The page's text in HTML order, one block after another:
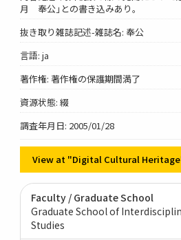
月 奉公｣との書き込みあり。
抜き取り雑誌記述-雑誌名: 奉公
言語: ja
著作権: 著作権の保護期間満了
資源状態: 綴
調査年月日: 2005/01/28
View at "Digital Cultural
Faculty / Graduate School
Graduate School of
Studies